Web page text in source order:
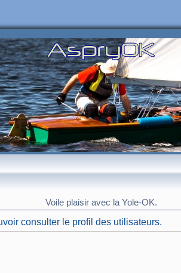
Voile plaisir avec la Yole-OK.
consulter le profil des utilisateurs.